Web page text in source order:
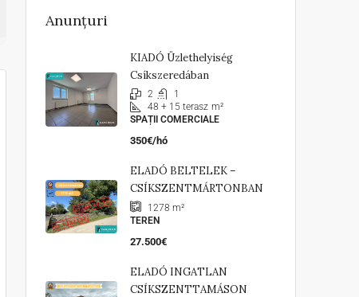
Anunțuri
KIADÓ Üzlethelyiség
Csíkszeredában
2
1
48 + 15 terasz m²
SPAȚII COMERCIALE
350€/hó
ELADÓ BELTELEK –
CSÍKSZENTMÁRTONBAN
1278 m²
TEREN
27.500€
ELADÓ INGATLAN
CSÍKSZENTTAMÁSON